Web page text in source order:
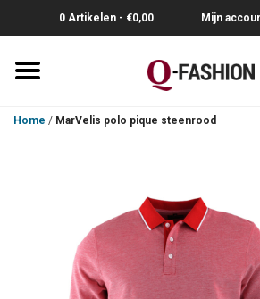
0 Artikelen - €0,00 Mijn
Home / MarVelis polo pique steenrood